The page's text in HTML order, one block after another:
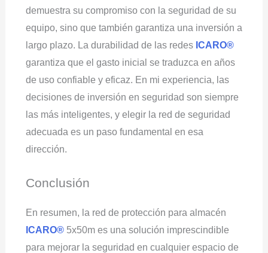
demuestra su compromiso con la seguridad de su
equipo, sino que también garantiza una inversión a
largo plazo. La durabilidad de las redes ICARO®
garantiza que el gasto inicial se traduzca en años
de uso confiable y eficaz. En mi experiencia, las
decisiones de inversión en seguridad son siempre
las más inteligentes, y elegir la red de seguridad
adecuada es un paso fundamental en esa
dirección.
Conclusión
En resumen, la red de protección para almacén
ICARO®5x50m es una solución imprescindible
para mejorar la seguridad en cualquier espacio de